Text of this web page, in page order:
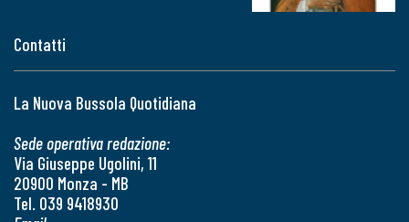
Contatti
La Nuova Bussola Quotidiana
Sede operativa redazione:
Via Giuseppe Ugolini, 11
20900 Monza - MB
Tel. 039 9418930